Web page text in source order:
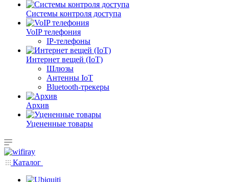
Системы контроля доступа
VoIP телефония
IP-телефоны
Интернет вещей (IoT)
Шлюзы
Антенны IoT
Bluetooth-трекеры
Архив
Уцененные товары
Каталог